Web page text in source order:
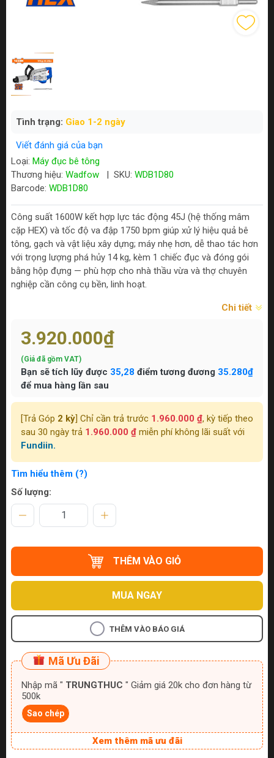
Tình trạng: Giao 1-2 ngày
Viết đánh giá của bạn
Loại: Máy đục bê tông
Thương hiệu: Wadfow SKU: WDB1D80
Barcode: WDB1D80
Công suất 1600W kết hợp lực tác động 45J (hệ thống mâm
cặp HEX) và tốc độ va đập 1750 bpm giúp xử lý hiệu quả bê
tông, gạch và vật liệu xây dựng; máy nhẹ hơn, dễ thao tác hơn
với trọng lượng phá hủy 14 kg, kèm 1 chiếc đục và đóng gói
bằng hộp đựng — phù hợp cho nhà thầu vừa và thợ chuyên
nghiệp cần công cụ bền, linh hoạt.
Chi tiết
3.920.000₫
(Giá đã gồm VAT)
Bạn sẽ tích lũy được 35,28 điểm tương đương 35.280₫
để mua hàng lần sau
[Trả Góp 2 kỳ ] Chỉ cần trả trước 1.960.000 ₫, kỳ tiếp theo
sau 30 ngày trả 1.960.000 ₫ miễn phí không lãi suất với
Fundiin.
Tìm hiểu thêm (?)
Số lượng:
THÊM VÀO GIỎ
MUA NGAY
THÊM VÀO BÁO GIÁ
Mã Ưu Đãi
Nhập mã " TRUNGTHUC " Giảm giá 20k cho đơn hàng từ
500k
Sao chép
Xem thêm mã ưu đãi